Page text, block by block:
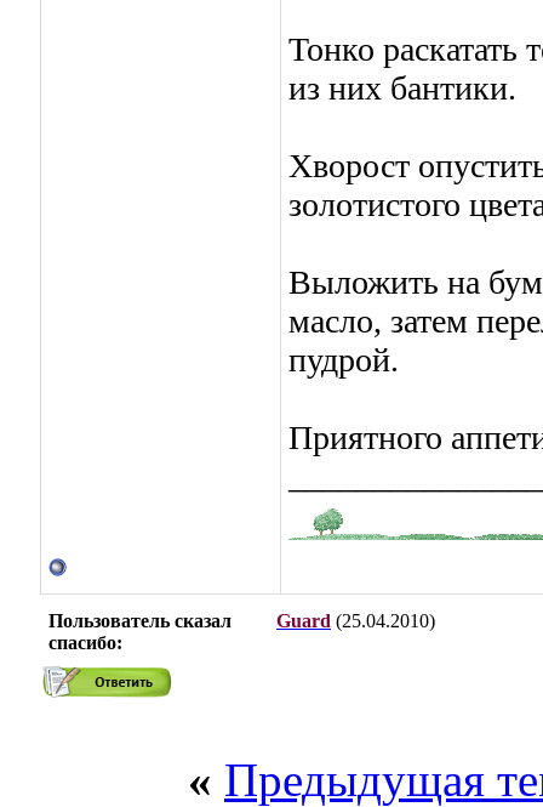
Тонко раскатать
из них бантики.
Хворост
золотистого
Выложить на
масло, затем
пудрой.
Приятного
Пользователь сказал
cпасибо:
Guard (25.04.2010)
« Предыдущая